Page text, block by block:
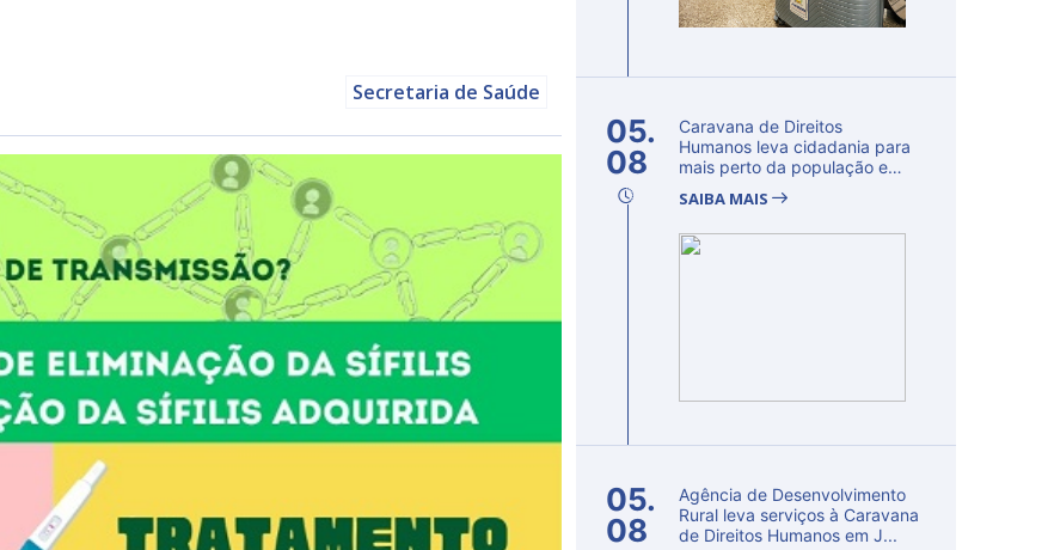
Secretaria de Saúde
05.
08
Caravana de Direitos
Humanos leva cidadania para
mais perto da população e
SAIBA MAIS
05.
08
Agência de Desenvolvimento
Rural leva serviços à Caravana
de Direitos Humanos em J...